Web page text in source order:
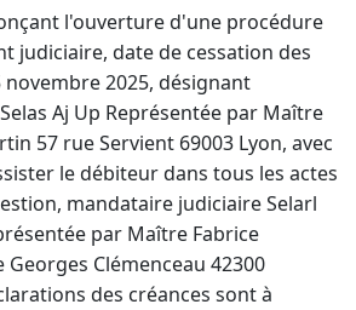
l'ouverture d'une procédure
judiciaire, date de cessation des
novembre 2025, désignant
Aj Up Représentée par Maître
57 rue Servient 69003 Lyon, avec
le débiteur dans tous les actes
mandataire judiciaire Selarl
par Maître Fabrice
Georges Clémenceau 42300
des créances sont à